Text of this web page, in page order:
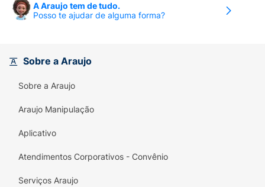
líquido limpa suavemente
da cabeça aos
Fragrância de Carinho:
"cheirinho de amor"
banho em um momento de afeto.
Esponja Infantil:
mar) para tornar a hora do banho lúdica.
Hipoalergênico:
A Araujo tem de tudo.
Posso te ajudar de alguma forma?
Sobre a Araujo
Sobre a Araujo
Araujo Manipulação
Aplicativo
Atendimentos Corporativos - Convênio
Serviços Araujo